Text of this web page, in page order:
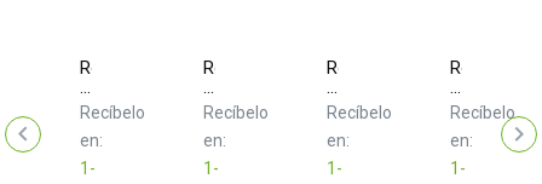
Rode
XLR-
3
Green
Recíbelo
en:
1-
Rode
XLR-
3
Orange
Recíbelo
en:
1-
Rode
XLR-
6
Pink
Recíbelo
en:
1-
Rode
XLR-
6
Blue
Recíbelo
en:
1-